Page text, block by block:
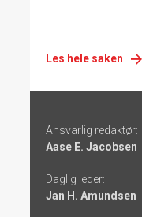
Les hele saken
-
links
Ansvarlig redaktør:
Aase E. Jacobsen
Daglig leder:
Jan H. Amundsen